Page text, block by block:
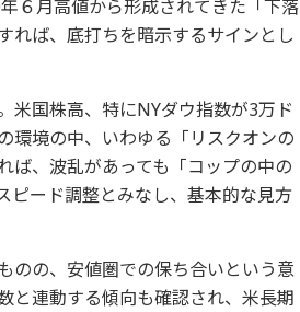
６月高値から形成されてきた「下落
れば、底打ちを暗示するサインとし
米国株高、特にNYダウ指数が3万ド
環境の中、いわゆる「リスクオンの
ば、波乱があっても「コップの中の
ピード調整とみなし、基本的な見方
のの、安値圏での保ち合いという意
と連動する傾向も確認され、米長期